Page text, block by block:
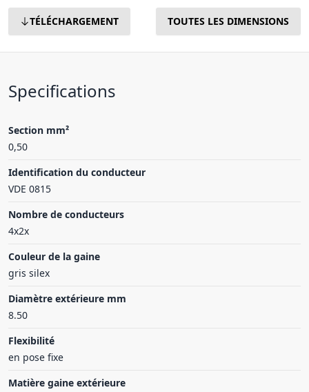
TÉLÉCHARGEMENT TOUTES LES DIMENSIONS
Specifications
Section mm²
0,50
Identification du conducteur
VDE 0815
Nombre de conducteurs
4x2x
Couleur de la gaine
gris silex
Diamètre extérieure mm
8.50
Flexibilité
en pose fixe
Matière gaine extérieure